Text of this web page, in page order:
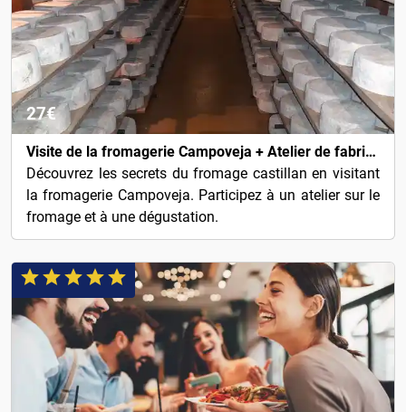
27€
Visite de la fromagerie Campoveja + Atelier de fabrication de fromage
Découvrez les secrets du fromage castillan en visitant
la fromagerie Campoveja. Participez à un atelier sur le
fromage et à une dégustation.